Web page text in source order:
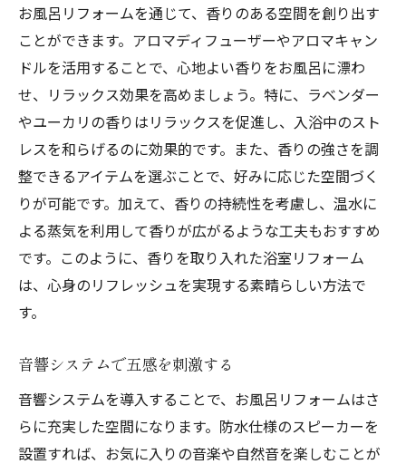
お風呂リフォームを通じて、香りのある空間を創り出す
ことができます。アロマディフューザーやアロマキャン
ドルを活用することで、心地よい香りをお風呂に漂わ
せ、リラックス効果を高めましょう。特に、ラベンダー
やユーカリの香りはリラックスを促進し、入浴中のスト
レスを和らげるのに効果的です。また、香りの強さを調
整できるアイテムを選ぶことで、好みに応じた空間づく
りが可能です。加えて、香りの持続性を考慮し、温水に
よる蒸気を利用して香りが広がるような工夫もおすすめ
です。このように、香りを取り入れた浴室リフォーム
は、心身のリフレッシュを実現する素晴らしい方法で
す。
音響システムで五感を刺激する
音響システムを導入することで、お風呂リフォームはさ
らに充実した空間になります。防水仕様のスピーカーを
設置すれば、お気に入りの音楽や自然音を楽しむことが